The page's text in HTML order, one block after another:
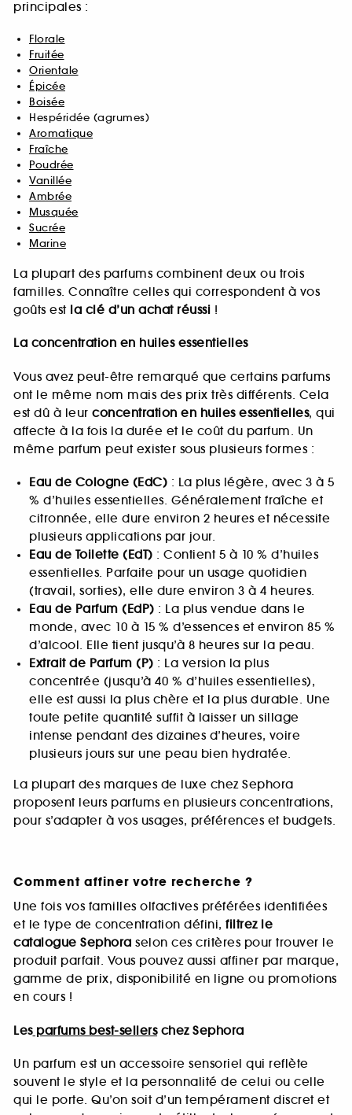
principales :
Florale
Fruitée
Orientale
Épicée
Boisée
Hespéridée (agrumes)
Aromatique
Fraîche
Poudrée
Vanillée
Ambrée
Musquée
Sucrée
Marine
La plupart des parfums combinent deux ou trois
familles. Connaître celles qui correspondent à vos
goûts est la clé d’un achat réussi !
La concentration en huiles essentielles
Vous avez peut-être remarqué que certains parfums
ont le même nom mais des prix très différents. Cela
est dû à leur concentration en huiles essentielles, qui
affecte à la fois la durée et le coût du parfum. Un
même parfum peut exister sous plusieurs formes :
Eau de Cologne (EdC) : La plus légère, avec 3 à 5
% d’huiles essentielles. Généralement fraîche et
citronnée, elle dure environ 2 heures et nécessite
plusieurs applications par jour.
Eau de Toilette (EdT) : Contient 5 à 10 % d’huiles
essentielles. Parfaite pour un usage quotidien
(travail, sorties), elle dure environ 3 à 4 heures.
Eau de Parfum (EdP) : La plus vendue dans le
monde, avec 10 à 15 % d’essences et environ 85 %
d’alcool. Elle tient jusqu’à 8 heures sur la peau.
Extrait de Parfum (P) : La version la plus
concentrée (jusqu’à 40 % d’huiles essentielles),
elle est aussi la plus chère et la plus durable. Une
toute petite quantité suffit à laisser un sillage
intense pendant des dizaines d’heures, voire
plusieurs jours sur une peau bien hydratée.
La plupart des marques de luxe chez Sephora
proposent leurs parfums en plusieurs concentrations,
pour s’adapter à vos usages, préférences et budgets.
Comment affiner votre recherche ?
Une fois vos familles olfactives préférées identifiées
et le type de concentration défini, filtrez le
catalogue Sephora selon ces critères pour trouver le
produit parfait. Vous pouvez aussi affiner par marque,
gamme de prix, disponibilité en ligne ou promotions
en cours !
Lesparfums best-sellerschez Sephora
Un parfum est un accessoire sensoriel qui reflète
souvent le style et la personnalité de celui ou celle
qui le porte. Qu’on soit d’un tempérament discret et